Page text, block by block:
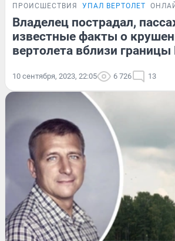
ПРОИСШЕСТВИЯ УПАЛ ВЕРТОЛЕТ
Владелец пострадал,
известные факты о
вертолета вблизи
10 сентября, 2023, 22:05 6 726 13